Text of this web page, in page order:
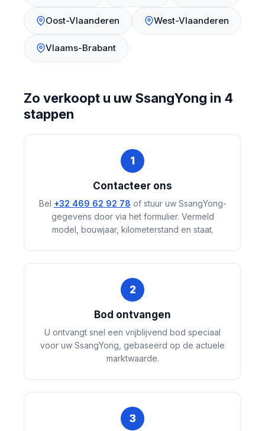
Oost-Vlaanderen West-Vlaanderen
Vlaams-Brabant
Zo verkoopt u uw SsangYong in 4
stappen
1
Contacteer ons
Bel +32 469 62 92 78 of stuur uw SsangYong-
gegevens door via het formulier. Vermeld
model, bouwjaar, kilometerstand en staat.
2
Bod ontvangen
U ontvangt snel een vrijblijvend bod speciaal
voor uw SsangYong, gebaseerd op de actuele
marktwaarde.
3